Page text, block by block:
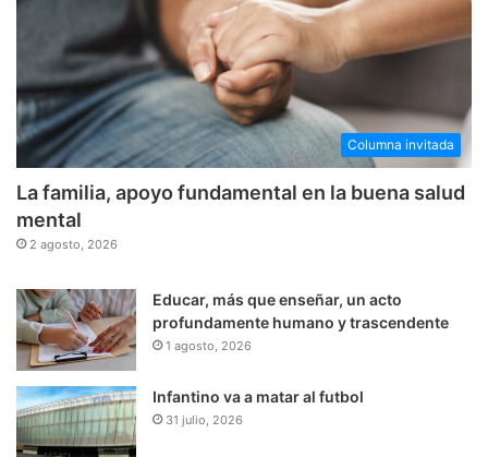
Columna invitada
La familia, apoyo fundamental en la buena salud
mental
2 agosto, 2026
Educar, más que enseñar, un acto
profundamente humano y trascendente
1 agosto, 2026
Infantino va a matar al futbol
31 julio, 2026